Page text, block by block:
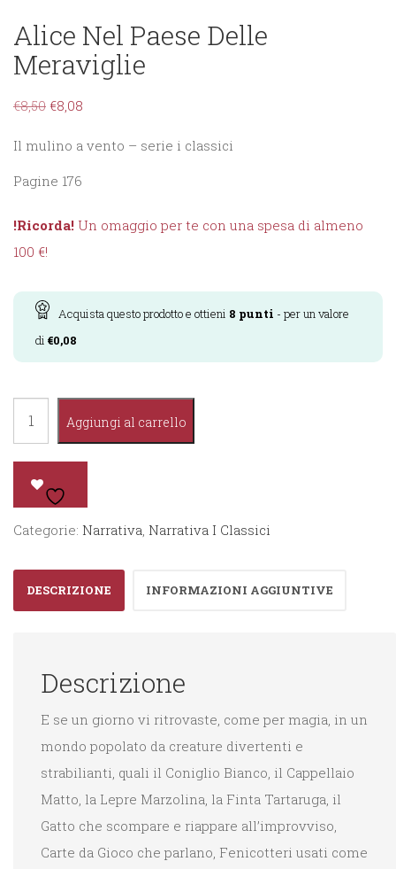
Alice Nel Paese Delle
Meraviglie
€8,50 €8,08
Il mulino a vento – serie i classici
Pagine 176
!Ricorda! Un omaggio per te con una spesa di almeno
100 €!
Acquista questo prodotto e ottieni 8 punti - per un valore
di €0,08
Paese
delle
quantità
Aggiungi al carrello
Categorie: Narrativa Narrativa I Classici
DESCRIZIONE INFORMAZIONI AGGIUNTIVE
Descrizione
E se un giorno vi ritrovaste, come per magia, in un
mondo popolato da creature divertenti e
strabilianti, quali il Coniglio Bianco, il Cappellaio
Matto, la Lepre Marzolina, la Finta Tartaruga, il
Gatto che scompare e riappare all’improvviso,
Carte da Gioco che parlano, Fenicotteri usati come